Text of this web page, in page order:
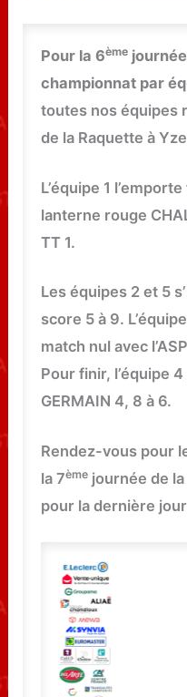
Pour la 6ème
championnat par
toutes nos équipes
de la Raquette à
L’équipe 1
lanterne rouge
TT 1.
Les équipes 2 et 5
score 5 à 9.
match nul avec
Pour finir, l’équipe
GERMAIN 4, 8 à 6.
Rendez-vous pour
la 7ème journée de
pour la dernière